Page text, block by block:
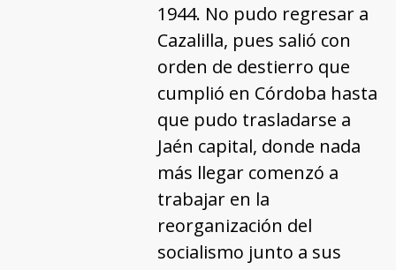
1944. No pudo regresar a
Cazalilla, pues salió con
orden de destierro que
cumplió en Córdoba hasta
que pudo trasladarse a
Jaén capital, donde nada
más llegar comenzó a
trabajar en la
reorganización del
socialismo junto a sus